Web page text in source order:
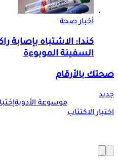
أخبار صحة
كندا: الاشتباه بإصابة
السفينة الموبوءة
صحتك بالأرقام
جديد
اختبار الاكتئاب
موسوعة الأدوية